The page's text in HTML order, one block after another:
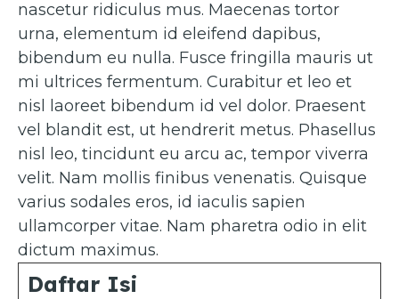
nascetur ridiculus mus. Maecenas tortor
urna, elementum id eleifend dapibus,
bibendum eu nulla. Fusce fringilla mauris ut
mi ultrices fermentum. Curabitur et leo et
nisl laoreet bibendum id vel dolor. Praesent
vel blandit est, ut hendrerit metus. Phasellus
nisl leo, tincidunt eu arcu ac, tempor viverra
velit. Nam mollis finibus venenatis. Quisque
varius sodales eros, id iaculis sapien
ullamcorper vitae. Nam pharetra odio in elit
dictum maximus.
Daftar Isi